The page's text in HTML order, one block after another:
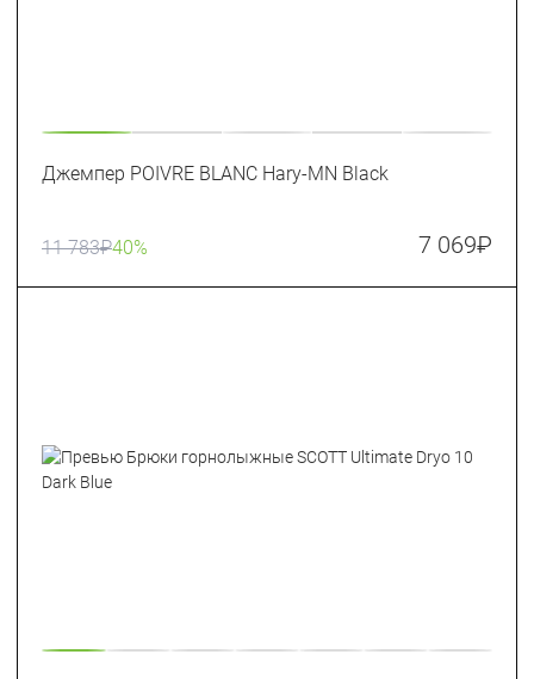
Джемпер POIVRE BLANC Hary-MN Black
11 783₽40% 7 069₽